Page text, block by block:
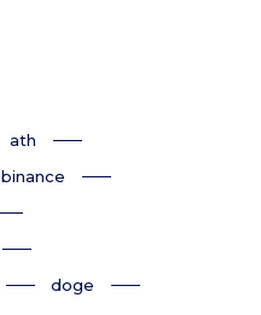
ath
binance
doge